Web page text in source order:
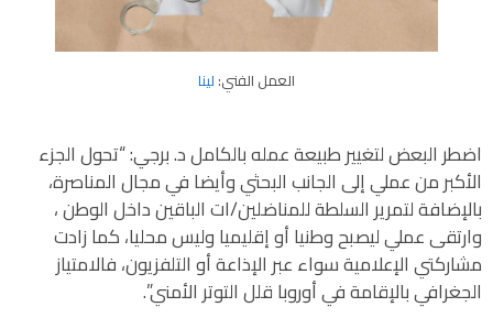
العمل الفني: لينا
اضطر البعض لتغيير طبيعة عمله بالكامل د. برجي: “تحول الجزء
الأكبر من عملي إلى الجانب البحثي وأيضا في مجال المناصرة،
بالإضافة لتمرير السلطة للمناضلين/ات الباقين داخل الوطن ،
وارتقى عملي ليصبح وطنيا أو إقليميا وليس محليا، كما زادت
مشاركتي الإعلامية سواء عبر الإذاعة أو التلفزيون، فالامتياز
الجغرافي بالإقامة في أوروبا قلل التوتر الأمني”.